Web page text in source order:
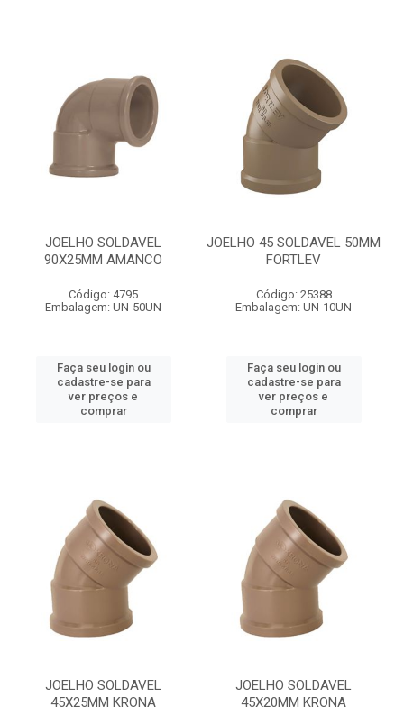
JOELHO SOLDAVEL
90X25MM AMANCO
Código: 4795
Embalagem: UN-50UN
Faça seu login ou
cadastre-se para
ver preços e
comprar
JOELHO 45 SOLDAVEL 50MM
FORTLEV
Código: 25388
Embalagem: UN-10UN
Faça seu login ou
cadastre-se para
ver preços e
comprar
JOELHO SOLDAVEL
45X25MM KRONA
JOELHO SOLDAVEL
45X20MM KRONA